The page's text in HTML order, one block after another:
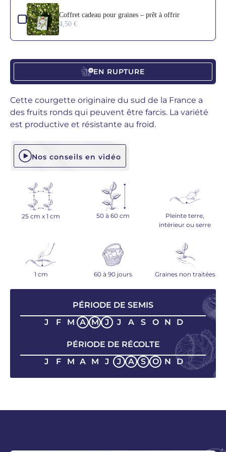
Coffret cadeau pour graines – prêt à offrir
4,50 €
EN RUPTURE
Cette courgette originaire du sud de la France a
des fruits ronds qui peuvent être farcis. La variété
est productive et résistante au froid.
Nos conseils en vidéo
25 cm x 1 cm 50 à 60 cm
Pleinte terre,
intérieur ou serre
1 cm 60 à 90 jours Graines non traitées
PÉRIODE DE SEMIS
J
F M A M J J A S O N D
PÉRIODE DE RÉCOLTE
J
F M A M J J A S O N D